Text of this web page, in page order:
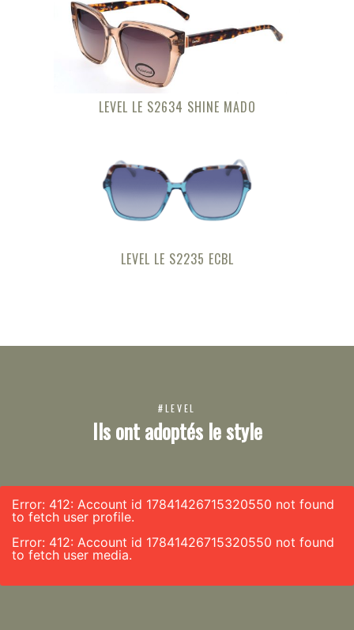
LEVEL LE S2634 SHINE MADO
LEVEL LE S2235 ECBL
#LEVEL
Ils ont adoptés le style
Error: 412: Account id 17841426715320550 not found
to fetch user profile.
Error: 412: Account id 17841426715320550 not found
to fetch user media.